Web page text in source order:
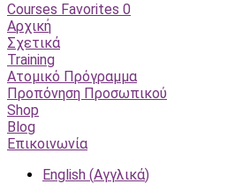
Courses Favorites 0
Αρχική
Σχετικά
Training
Ατομικό Πρόγραμμα
Προπόνηση Προσωπικού
Shop
Blog
Επικοινωνία
English (Αγγλικά)